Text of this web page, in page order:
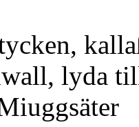
lyda till